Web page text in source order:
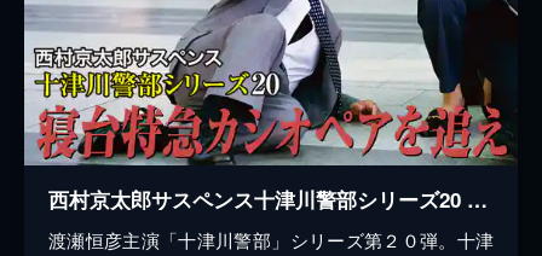
西村京太郎サスペンス十津川警部シリーズ20 寝台特急カシオペアを追え
渡瀬恒彦主演「十津川警部」シリーズ第２０弾。十津